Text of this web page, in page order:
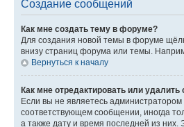
Создание сообщений
Как мне создать тему в форуме?
Для создания новой темы в форуме
внизу страниц форума или темы.
Вернуться к началу
Как мне отредактировать или
Если вы не являетесь
соответствующем сообщении, иногда
а также дату и время последней из